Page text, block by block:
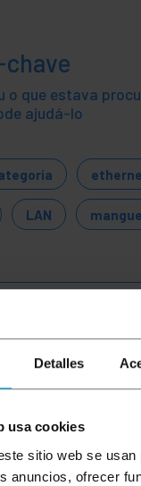
Detalles
usa cookies
sitio web se usan
anuncios, ofrecer
o que estava
ajudá-lo
LAN
de rede rígido FTP
de transmissão
com largura de